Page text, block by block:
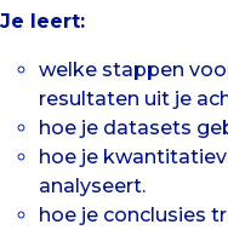
Je leert:
welke stappen
resultaten uit je
hoe je datasets
hoe je
analyseert.
hoe je conclusies